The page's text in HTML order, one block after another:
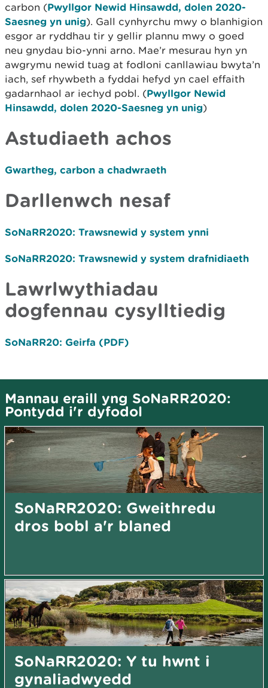
carbon (Pwyllgor Newid Hinsawdd, dolen 2020-
Saesneg yn unig). Gall cynhyrchu mwy o blanhigion
esgor ar ryddhau tir y gellir plannu mwy o goed
neu gnydau bio-ynni arno. Mae’r mesurau hyn yn
awgrymu newid tuag at fodloni canllawiau bwyta’n
iach, sef rhywbeth a fyddai hefyd yn cael effaith
gadarnhaol ar iechyd pobl. (Pwyllgor Newid
Hinsawdd, dolen 2020-Saesneg yn unig)
Astudiaeth achos
Gwartheg, carbon a chadwraeth
Darllenwch nesaf
SoNaRR2020: Trawsnewid y system ynni
SoNaRR2020: Trawsnewid y system drafnidiaeth
Lawrlwythiadau
dogfennau cysylltiedig
SoNaRR20: Geirfa (PDF)
Mannau eraill yng SoNaRR2020:
Pontydd i'r dyfodol
SoNaRR2020: Gweithredu
dros bobl a'r blaned
SoNaRR2020: Y tu hwnt i
gynaliadwyedd